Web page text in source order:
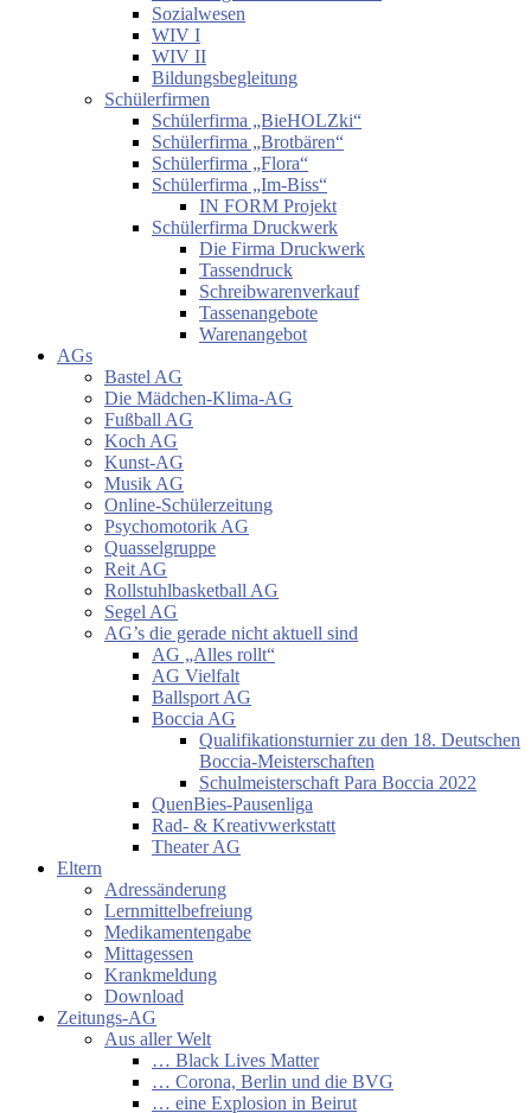
Sozialwesen
WIV I
WIV II
Bildungsbegleitung
Schülerfirmen
Schülerfirma „BieHOLZki“
Schülerfirma „Brotbären“
Schülerfirma „Flora“
Schülerfirma „Im-Biss“
IN FORM Projekt
Schülerfirma Druckwerk
Die Firma Druckwerk
Tassendruck
Schreibwarenverkauf
Tassenangebote
Warenangebot
AGs
Bastel AG
Die Mädchen-Klima-AG
Fußball AG
Koch AG
Kunst-AG
Musik AG
Online-Schülerzeitung
Psychomotorik AG
Quasselgruppe
Reit AG
Rollstuhlbasketball AG
Segel AG
AG’s die gerade nicht aktuell sind
AG „Alles rollt“
AG Vielfalt
Ballsport AG
Boccia AG
Qualifikationsturnier zu den 18. Deutschen
Boccia-Meisterschaften
Schulmeisterschaft Para Boccia 2022
QuenBies-Pausenliga
Rad- & Kreativwerkstatt
Theater AG
Eltern
Adressänderung
Lernmittelbefreiung
Medikamentengabe
Mittagessen
Krankmeldung
Download
Zeitungs-AG
Aus aller Welt
… Black Lives Matter
… Corona, Berlin und die BVG
… eine Explosion in Beirut